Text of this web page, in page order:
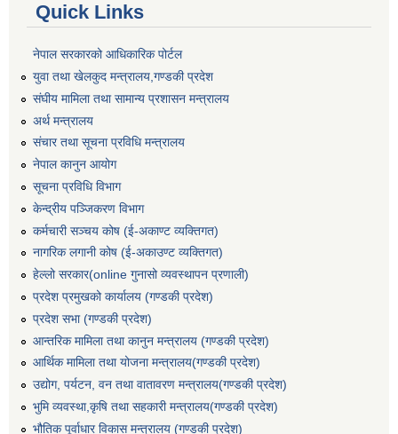
Quick Links
नेपाल सरकारको आधिकारिक पोर्टल
युवा तथा खेलकुद मन्त्रालय,गण्डकी प्रदेश
संघीय मामिला तथा सामान्य प्रशासन मन्त्रालय
अर्थ मन्त्रालय
संचार तथा सूचना प्रविधि मन्त्रालय
नेपाल कानुन आयोग
सूचना प्रविधि विभाग
केन्द्रीय पञ्जिकरण विभाग
कर्मचारी सञ्‍चय कोष (ई‍-अकाण्ट व्यक्तिगत)
नागरिक लगानी कोष (ई-अकाउण्ट व्यक्तिगत)
हेल्लो सरकार(online गुनासो व्यवस्थापन प्रणाली)
प्रदेश प्रमुखको कार्यालय (गण्डकी प्रदेश)
प्रदेश सभा (गण्डकी प्रदेश)
आन्तरिक मामिला तथा कानुन मन्त्रालय (गण्डकी प्रदेश)
आर्थिक मामिला तथा योजना मन्त्रालय(गण्डकी प्रदेश)
उद्योग, पर्यटन, वन तथा वातावरण मन्त्रालय(गण्डकी प्रदेश)
भुमि व्यवस्था,कृषि तथा सहकारी मन्त्रालय(गण्डकी प्रदेश)
भौतिक पूर्वाधार विकास मन्त्रालय (गण्डकी प्रदेश)